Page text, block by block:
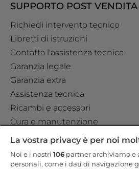
SUPPORTO POST VENDITA
Richiedi intervento tecnico
Libretti di istruzioni
Contatta l'assistenza tecnica
Garanzia legale
Garanzia extra
Assistenza tecnica
Ricambi e accessori
Cura e manutenzione
Resta in Contatto
La vostra privacy è per noi
Noi e i nostri 106 partner archiviamo e
personali, come i dati di navigazione